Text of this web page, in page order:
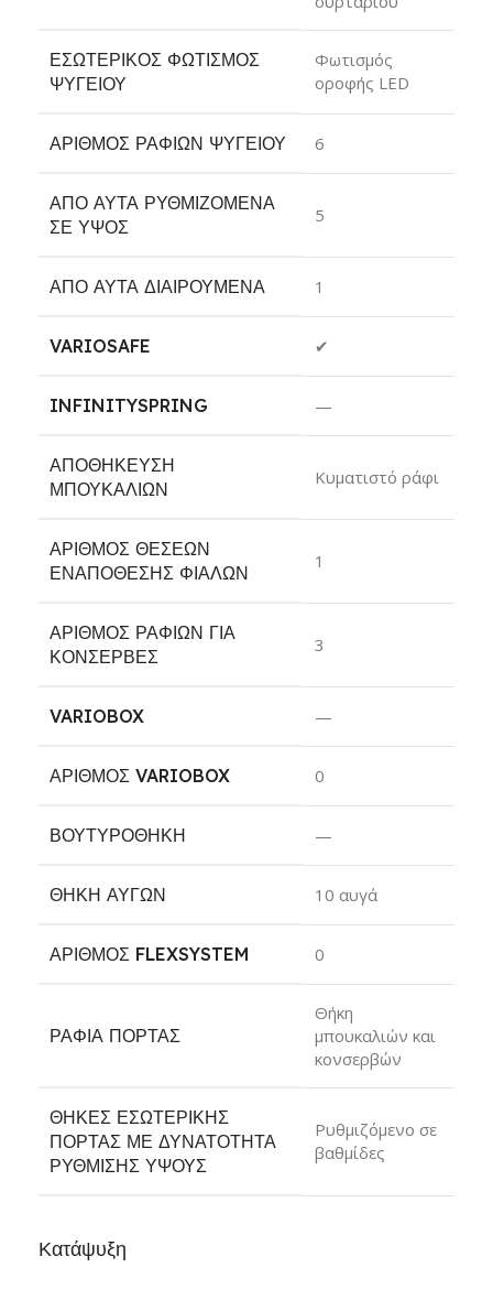
ΕΣΩΤΕΡΙΚΌΣ ΦΩΤΙΣΜΌΣ
ΨΥΓΕΊΟΥ
Φωτισμός
οροφής LED
ΑΡΙΘΜΌΣ ΡΑΦΙΏΝ ΨΥΓΕΊΟΥ 6
ΑΠΌ ΑΥΤΆ ΡΥΘΜΙΖΌΜΕΝΑ
ΣΕ ΎΨΟΣ
5
ΑΠΌ ΑΥΤΆ ΔΙΑΙΡΟΎΜΕΝΑ 1
VARIOSAFE ✔
INFINITYSPRING —
ΑΠΟΘΉΚΕΥΣΗ
ΜΠΟΥΚΑΛΙΏΝ
Κυματιστό ράφι
ΑΡΙΘΜΌΣ ΘΈΣΕΩΝ
ΕΝΑΠΌΘΕΣΗΣ ΦΙΑΛΏΝ
1
ΑΡΙΘΜΌΣ ΡΑΦΙΏΝ ΓΙΑ
ΚΟΝΣΈΡΒΕΣ
3
VARIOBOX —
ΑΡΙΘΜΌΣ VARIOBOX 0
ΒΟΥΤΥΡΟΘΉΚΗ —
ΘΉΚΗ ΑΥΓΏΝ 10 αυγά
ΑΡΙΘΜΌΣ FLEXSYSTEM 0
ΡΆΦΙΑ ΠΌΡΤΑΣ
Θήκη
μπουκαλιών και
κονσερβών
ΘΉΚΕΣ ΕΣΩΤΕΡΙΚΉΣ
ΠΌΡΤΑΣ ΜΕ ΔΥΝΑΤΌΤΗΤΑ
ΡΎΘΜΙΣΗΣ ΎΨΟΥΣ
Ρυθμιζόμενο σε
βαθμίδες
Κατάψυξη